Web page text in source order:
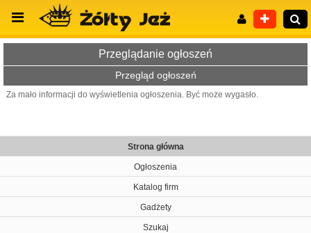
Przeglądanie ogłoszeń
Przegląd ogłoszeń
Za mało informacji do wyświetlenia ogłoszenia. Być może wygasło.
Strona główna
Ogłoszenia
Katalog firm
Gadżety
Szukaj